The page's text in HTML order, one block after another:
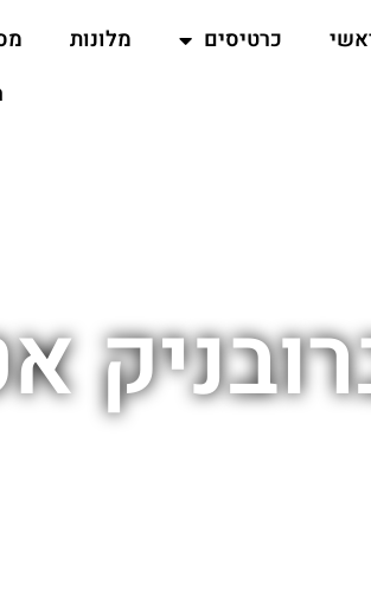
כרטיסים מלונות